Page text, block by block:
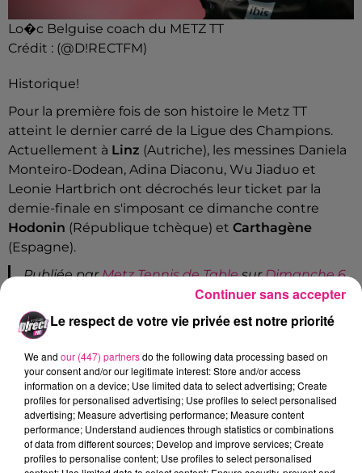
Lo�c Belguise coach du METZ TT
Crédit : (@D!RECTFM)
Historique!
Pour la première fois de son histoire le Metz TT
atteint le dernier carré de la Ligue des Champions.
Actuellement à Linz (Autriche), les messines Daniela
Monteiro-Dodean, Adina Diaconu, Wu Jiaduo et
Leonie Hartbrich ont décrochés leur ticket par la
demie-finale en s'imposant ce dimanche contre
Hodonin (République tchèque) et Carthagène
(Espagne).
Publiée parMetz Tennis de TablesurDimanche 6
décembre 2020
Et leMetz TTne sera pas le seul club français à jouer
sa place en finale. On souhaite également bonne
chance àSaint-Quentinoispour une finale 100%
française
#ETTU #ECL???????????? C'est historique ! Deux
clubs français sont en demi-finales de la Ligue des
Champions féminine ! Mais le...
Le respect de votre vie privée est notre priorité
We and our (447) partnersdo the following data processing based on
your consent and/or our legitimate interest: Store and/or access
information on a device; Use limited data to select advertising; Create
profiles for personalised advertising; Use profiles to select personalised
advertising; Measure advertising performance; Measure content
performance; Understand audiences through statistics or combinations
of data from different sources; Develop and improve services; Create
profiles to personalise content; Use profiles to select personalised
Continuer sans accepter